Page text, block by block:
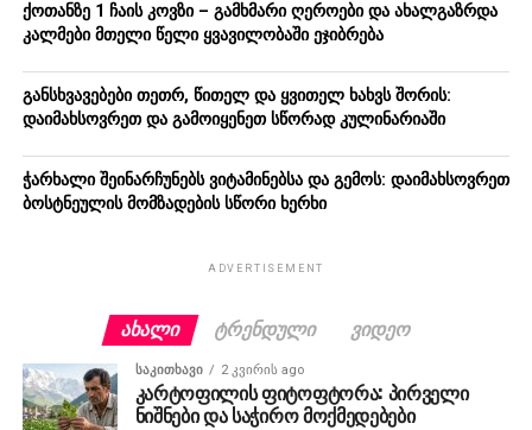
ქოთანზე 1 ჩაის კოვზი – გამხმარი ღეროები და ახალგაზრდა
კალმები მთელი წელი ყვავილობაში ეჯიბრება
განსხვავებები თეთრ, წითელ და ყვითელ ხახვს შორის:
დაიმახსოვრეთ და გამოიყენეთ სწორად კულინარიაში
ჭარხალი შეინარჩუნებს ვიტამინებსა და გემოს: დაიმახსოვრეთ
ბოსტნეულის მომზადების სწორი ხერხი
ADVERTISEMENT
ᲐᲮᲐᲚᲘ ᲢᲠᲔᲜᲓᲣᲚᲘ ᲕᲘᲓᲔᲝ
ᲡᲐᲙᲘᲗᲮᲐᲕᲘ 2 კვირის ago
კარტოფილის ფიტოფტორა: პირველი
ნიშნები და საჭირო მოქმედებები